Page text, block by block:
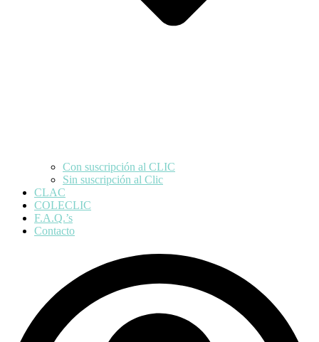
Con suscripción al CLIC
Sin suscripción al Clic
CLAC
COLECLIC
F.A.Q.’s
Contacto